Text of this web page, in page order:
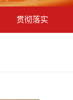
贯彻落实